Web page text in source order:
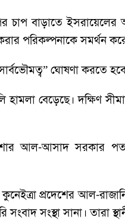
চাপ বাড়াতে
পরিকল্পনাকে সমর্থন
ঘোষণা করতে হবে,
বেড়েছে। দক্ষিণ
আল-আসাদ সরকার
প্রদেশের আল-
সংবাদ সংস্থা সানা।